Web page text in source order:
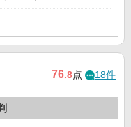
76.8点 18件